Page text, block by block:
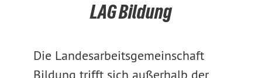
LAG Bildung
Die Landesarbeitsgemeinschaft
Bildung trifft sich außerhalb der